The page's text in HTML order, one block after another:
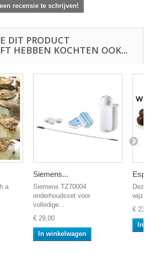
recensie te schrijven!
DIT PRODUCT
HEBBEN KOCHTEN OOK...
a
Siemens...
Siemens TZ70004
onderhoudsset voor
volledige...
€ 29,00
In winkelwagen
Deze
wijze
€
In